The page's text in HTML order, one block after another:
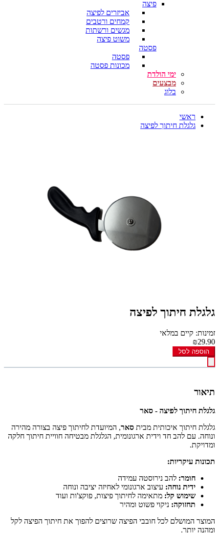
פיצה
אביזרים לפיצה
קמחים ורטבים
מגשים ורשתות
משוט פיצה
פסטה
פסטה
מכונות פסטה
ימי הולדת
מבצעים
בלוג
ראשי
גלגלת חיתוך לפיצה
גלגלת חיתוך לפיצה
זמינות: קיים במלאי
₪29.90
הוספה לסל
תיאור
גלגלת חיתוך לפיצה - סאר
גלגלת חיתוך איכותית מבית סאר, המיועדת לחיתוך פיצה בצורה מהירה
ונוחה. עם להב חד וידית ארגונומית, הגלגלת מבטיחה חוויית חיתוך חלקה
ומדויקת.
תכונות עיקריות:
חומר: להב נירוסטה עמידה
ידית נוחה: עיצוב ארגונומי לאחיזה יציבה ונוחה
שימוש קל: מתאימה לחיתוך פיצות, פוקצ'ות ועוד
תחזוקה: ניקוי פשוט ומהיר
המוצר המושלם לכל חובבי הפיצה שרוצים להפוך את חיתוך הפיצה לקל
ומהנה יותר.